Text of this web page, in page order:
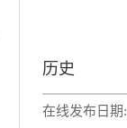
历史
在线发布日期: